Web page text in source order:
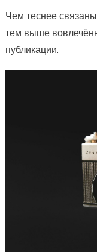
Чем теснее
тем выше
публикации.